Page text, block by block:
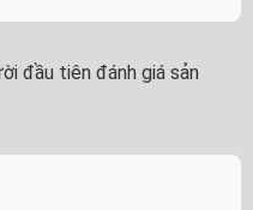
đầu tiên đánh giá sản